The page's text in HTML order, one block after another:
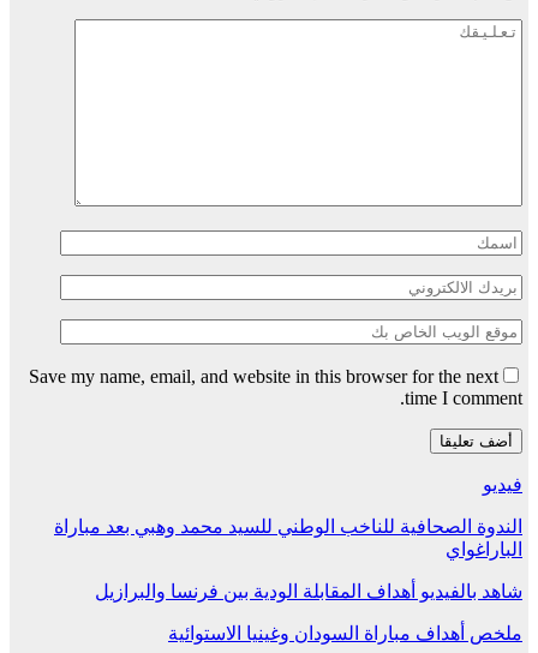
Save my name, email, and website in this browser for the next
time I comment.
فيديو
الندوة الصحافية للناخب الوطني للسيد محمد وهبي بعد مباراة
الباراغواي
شاهد بالفيديو أهداف المقابلة الودية بين فرنسا والبرازيل
ملخص أهداف مباراة السودان وغينيا الاستوائية